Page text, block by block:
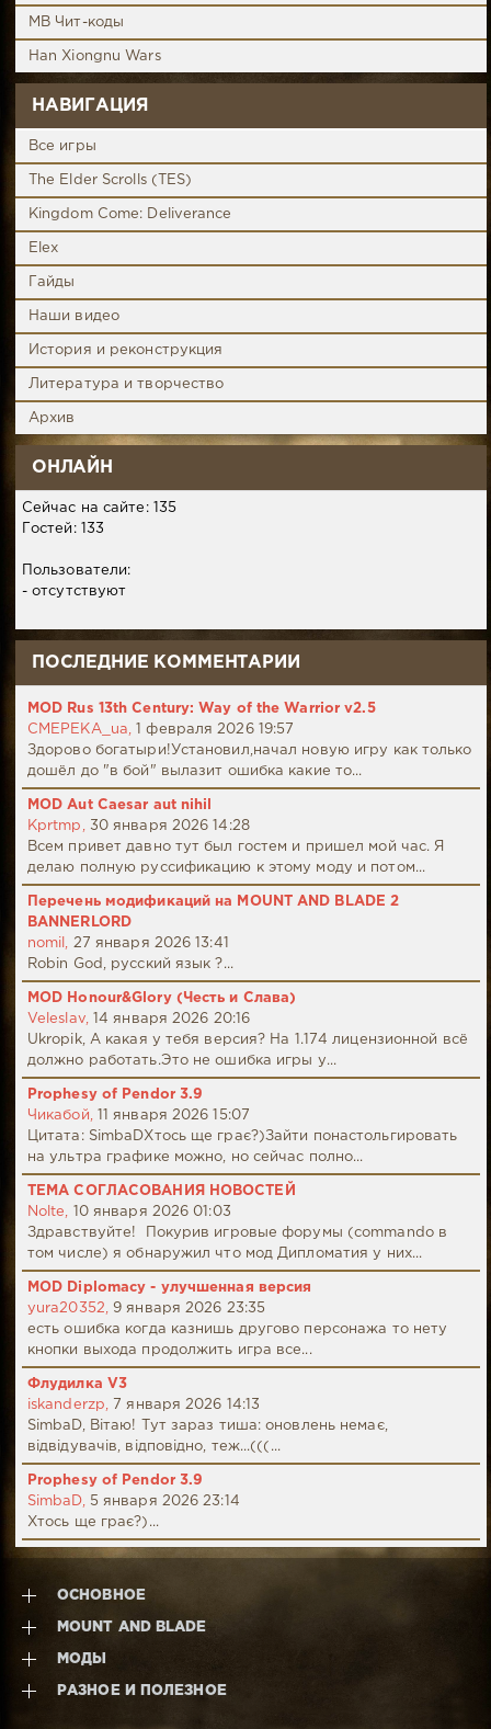
MB Чит-коды
Han Xiongnu Wars
НАВИГАЦИЯ
Все игры
The Elder Scrolls (TES)
Kingdom Come: Deliverance
Elex
Гайды
Наши видео
История и реконструкция
Литература и творчество
Архив
ОНЛАЙН
Сейчас на сайте: 135
Гостей: 133
Пользователи:
- отсутствуют
ПОСЛЕДНИЕ КОММЕНТАРИИ
MOD Rus 13th Century: Way of the Warrior v2.5
CMEPEKA_ua,
1 февраля 2026 19:57
Здорово богатыри!Установил,начал новую игру как только
дошёл до "в бой" вылазит ошибка какие то...
MOD Aut Caesar aut nihil
Kprtmp,
30 января 2026 14:28
Всем привет давно тут был гостем и пришел мой час. Я
делаю полную руссификацию к этому моду и потом...
Перечень модификаций на MOUNT AND BLADE 2
BANNERLORD
nomil,
27 января 2026 13:41
Robin God, русский язык ?...
MOD Honour&Glory (Честь и Слава)
Veleslav,
14 января 2026 20:16
Ukropik, А какая у тебя версия? На 1.174 лицензионной всё
должно работать.Это не ошибка игры у...
Prophesy of Pendor 3.9
Чикабой,
11 января 2026 15:07
Цитата: SimbaDХтось ще грає?)Зайти понастольгировать
на ультра графике можно, но сейчас полно...
ТЕМА СОГЛАСОВАНИЯ НОВОСТЕЙ
Nolte,
10 января 2026 01:03
Здравствуйте! Покурив игровые форумы (commando в
том числе) я обнаружил что мод Дипломатия у них...
MOD Diplomacy - улучшенная версия
yura20352,
9 января 2026 23:35
есть ошибка когда казнишь другово персонажа то нету
кнопки выхода продолжить игра все...
Флудилка V3
iskanderzp,
7 января 2026 14:13
SimbaD, Вітаю! Тут зараз тиша: оновлень немає,
відвідувачів, відповідно, теж...(((...
Prophesy of Pendor 3.9
SimbaD,
5 января 2026 23:14
Хтось ще грає?)...
ОСНОВНОЕ
MOUNT AND BLADE
МОДЫ
РАЗНОЕ И ПОЛЕЗНОЕ